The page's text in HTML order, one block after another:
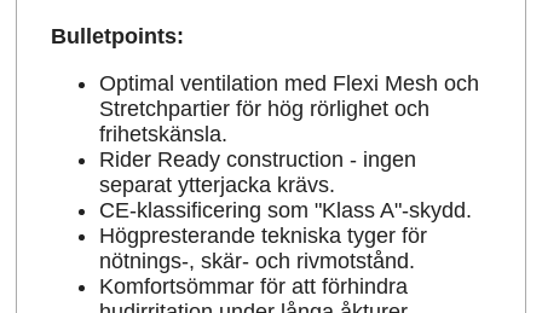
Bulletpoints:
Optimal ventilation med Flexi Mesh och
Stretchpartier för hög rörlighet och
frihetskänsla.
Rider Ready construction - ingen
separat ytterjacka krävs.
CE-klassificering som "Klass A"-skydd.
Högpresterande tekniska tyger för
nötnings-, skär- och rivmotstånd.
Komfortsömmar för att förhindra